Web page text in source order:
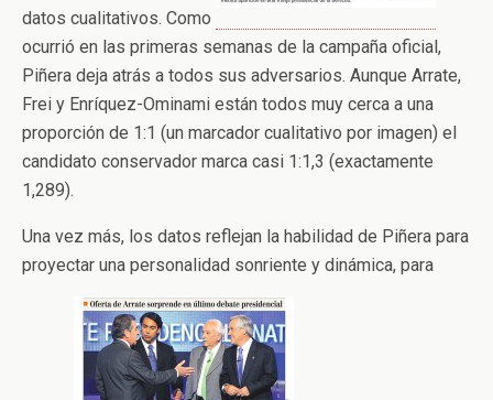
datos cualitativos. Como
ocurrió en las primeras semanas de la campaña oficial,
Piñera deja atrás a todos sus adversarios. Aunque Arrate,
Frei y Enríquez-Ominami están todos muy cerca a una
proporción de 1:1 (un marcador cualitativo por imagen) el
candidato conservador marca casi 1:1,3 (exactamente
1,289).
Una vez más, los datos reflejan la habilidad de Piñera para
proyectar una personalidad sonriente y dinámica, para